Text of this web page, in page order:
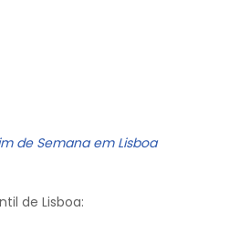
de Semana em Lisboa
de Lisboa: